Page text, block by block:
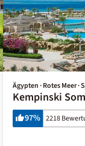
Ägypten · Rotes Meer ·
Kempinski
97% 2218